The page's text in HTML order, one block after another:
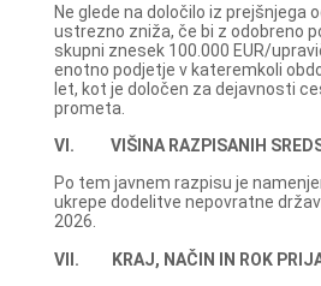
Ne glede na določilo iz prejšnjega
ustrezno zniža, če bi z odobreno
skupni znesek 100.000 EUR/
enotno podjetje v kateremkoli
let, kot je določen za dejavnosti
prometa.
VI. VIŠINA RAZPISANIH
Po tem javnem razpisu je
ukrepe dodelitve nepovratne
2026.
VII. KRAJ, NAČIN IN ROK